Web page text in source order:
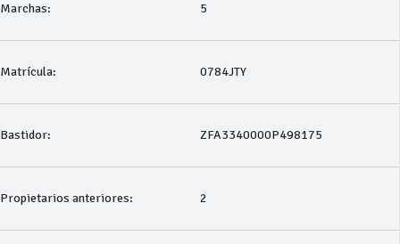
Marchas: 5
Matrícula: 0784JTY
Bastidor: ZFA3340000P498175
Propietarios anteriores: 2